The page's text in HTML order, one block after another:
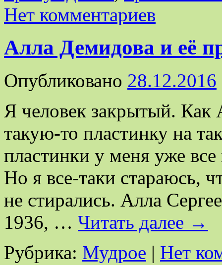
Нет комментариев
Алла Демидова и её
Опубликовано 28.12.2016
Я человек закрытый. Как
такую-то пластинку на
пластинки у меня уже
Но я все-таки стараюсь,
не стирались. Алла
1936, … Читать далее →
Рубрика: Мудрое | Нет